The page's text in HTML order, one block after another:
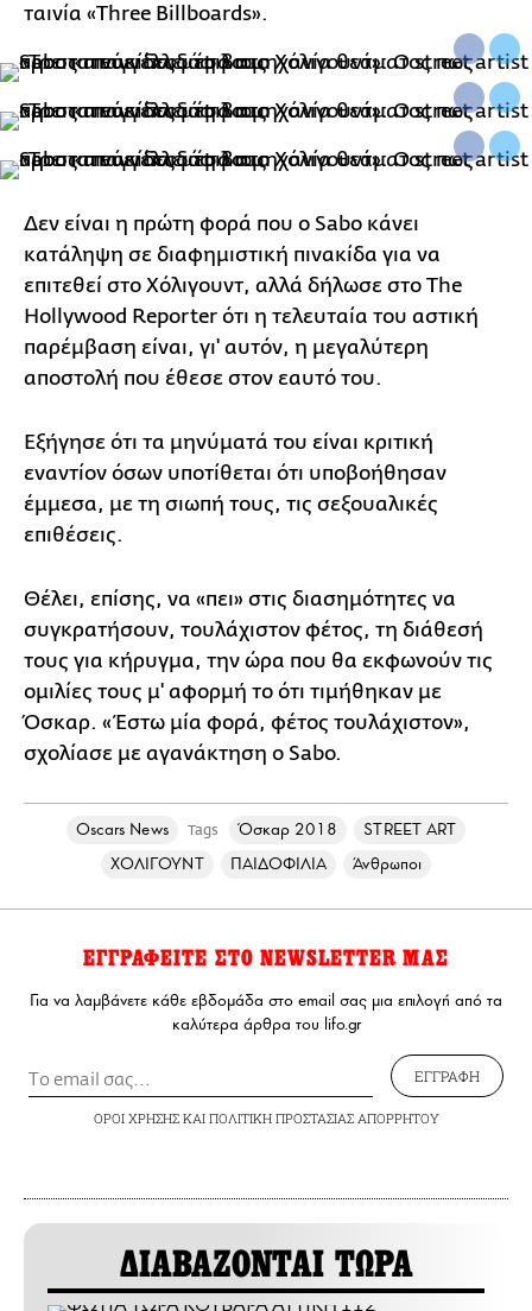
ταινία «Three Billboards».
Δεν είναι η πρώτη φορά που ο Sabo κάνει
κατάληψη σε διαφημιστική πινακίδα για να
επιτεθεί στο Χόλιγουντ, αλλά δήλωσε στο The
Hollywood Reporter ότι η τελευταία του αστική
παρέμβαση είναι, γι' αυτόν, η μεγαλύτερη
αποστολή που έθεσε στον εαυτό του.
Εξήγησε ότι τα μηνύματά του είναι κριτική
εναντίον όσων υποτίθεται ότι υποβοήθησαν
έμμεσα, με τη σιωπή τους, τις σεξουαλικές
επιθέσεις.
Θέλει, επίσης, να «πει» στις διασημότητες να
συγκρατήσουν, τουλάχιστον φέτος, τη διάθεσή
τους για κήρυγμα, την ώρα που θα εκφωνούν τις
ομιλίες τους μ' αφορμή το ότι τιμήθηκαν με
Όσκαρ. «Έστω μία φορά, φέτος τουλάχιστον»,
σχολίασε με αγανάκτηση ο Sabo.
Oscars News Tags Όσκαρ 2018
STREET ART
ΧΟΛΙΓΟΥΝΤ
ΠΑΙΔΟΦΙΛΙΑ Άνθρωποι
ΕΓΓΡΑΦΕΙΤΕ ΣΤΟ NEWSLETTER ΜΑΣ
Για να λαμβάνετε κάθε εβδομάδα στο email σας μια επιλογή από τα
καλύτερα άρθρα του lifo.gr
ΕΓΓΡΑΦΗ
ΟΡΟΙ ΧΡΗΣΗΣΚΑΙ ΠΟΛΙΤΙΚΗ ΠΡΟΣΤΑΣΙΑΣ ΑΠΟΡΡΗΤΟΥ
ΔΙΑΒΑΖΟΝΤΑΙ ΤΩΡΑ